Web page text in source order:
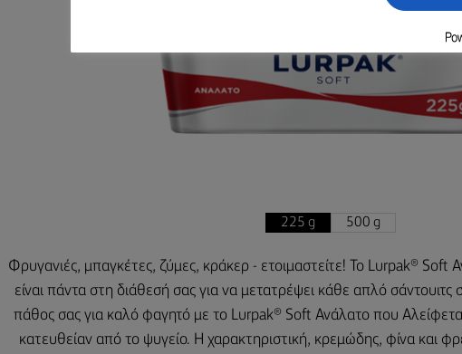
225 g 500 g
Φρυγανιές, μπαγκέτες, ζύμες, κράκερ - ετοιμαστείτε! Το Lurpak® Soft
είναι πάντα στη διάθεσή σας για να μετατρέψει κάθε απλό
πάθος σας για καλό φαγητό με το Lurpak® Soft Ανάλατο που
κατευθείαν από το ψυγείο. Η χαρακτηριστική, κρεμώδης, φίνα και